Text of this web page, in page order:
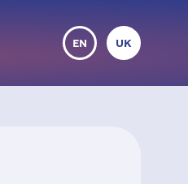
EN UK